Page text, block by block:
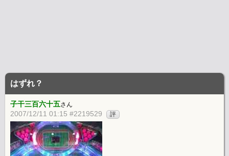
はずれ？
子干三百六十五さん
2007/12/11 01:15 #2219529 評